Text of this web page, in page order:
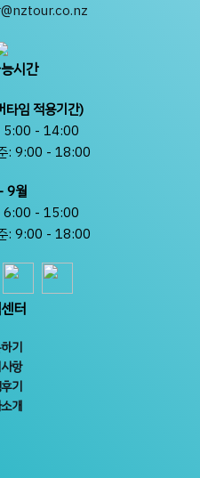
시간
임 적용기간)
5:00 - 14:00
: 9:00 - 18:00
9월
6:00 - 15:00
: 9:00 - 18:00
터
기
항
기
개